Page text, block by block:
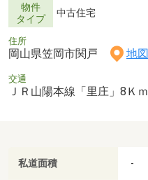
物件
タイプ
中古住宅
住所
岡山県笠岡市関戸 地図
交通
ＪＲ山陽本線「里庄」8Ｋｍ
私道面積 -